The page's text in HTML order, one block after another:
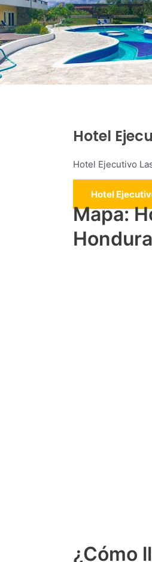
Hotel
Hotel Ejecutivo
Hotel
Mapa:
¿Cómo